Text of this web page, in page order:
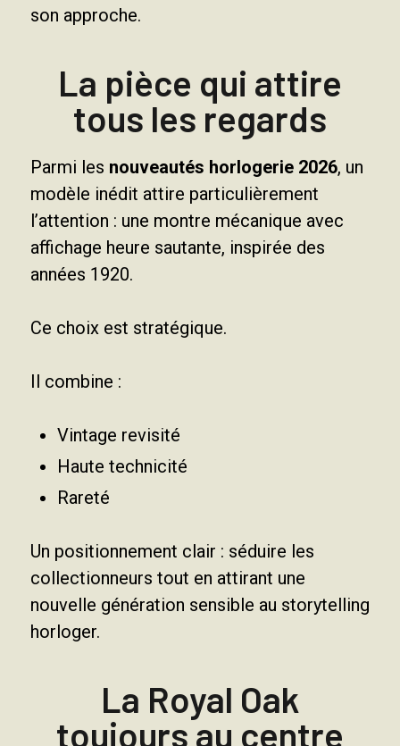
son approche.
La pièce qui attire
tous les regards
Parmi les nouveautés horlogerie 2026, un
modèle inédit attire particulièrement
l’attention : une montre mécanique avec
affichage heure sautante, inspirée des
années 1920.
Ce choix est stratégique.
Il combine :
Vintage revisité
Haute technicité
Rareté
Un positionnement clair : séduire les
collectionneurs tout en attirant une
nouvelle génération sensible au storytelling
horloger.
La Royal Oak
toujours au centre